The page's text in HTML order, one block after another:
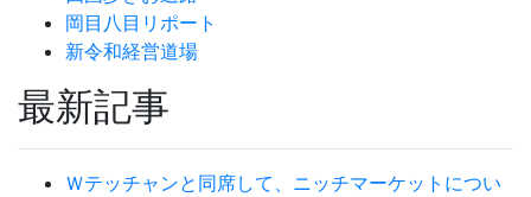
岡目八目リポート
新令和経営道場
最新記事
Ｗテッチャンと同席して、ニッチマーケットについ